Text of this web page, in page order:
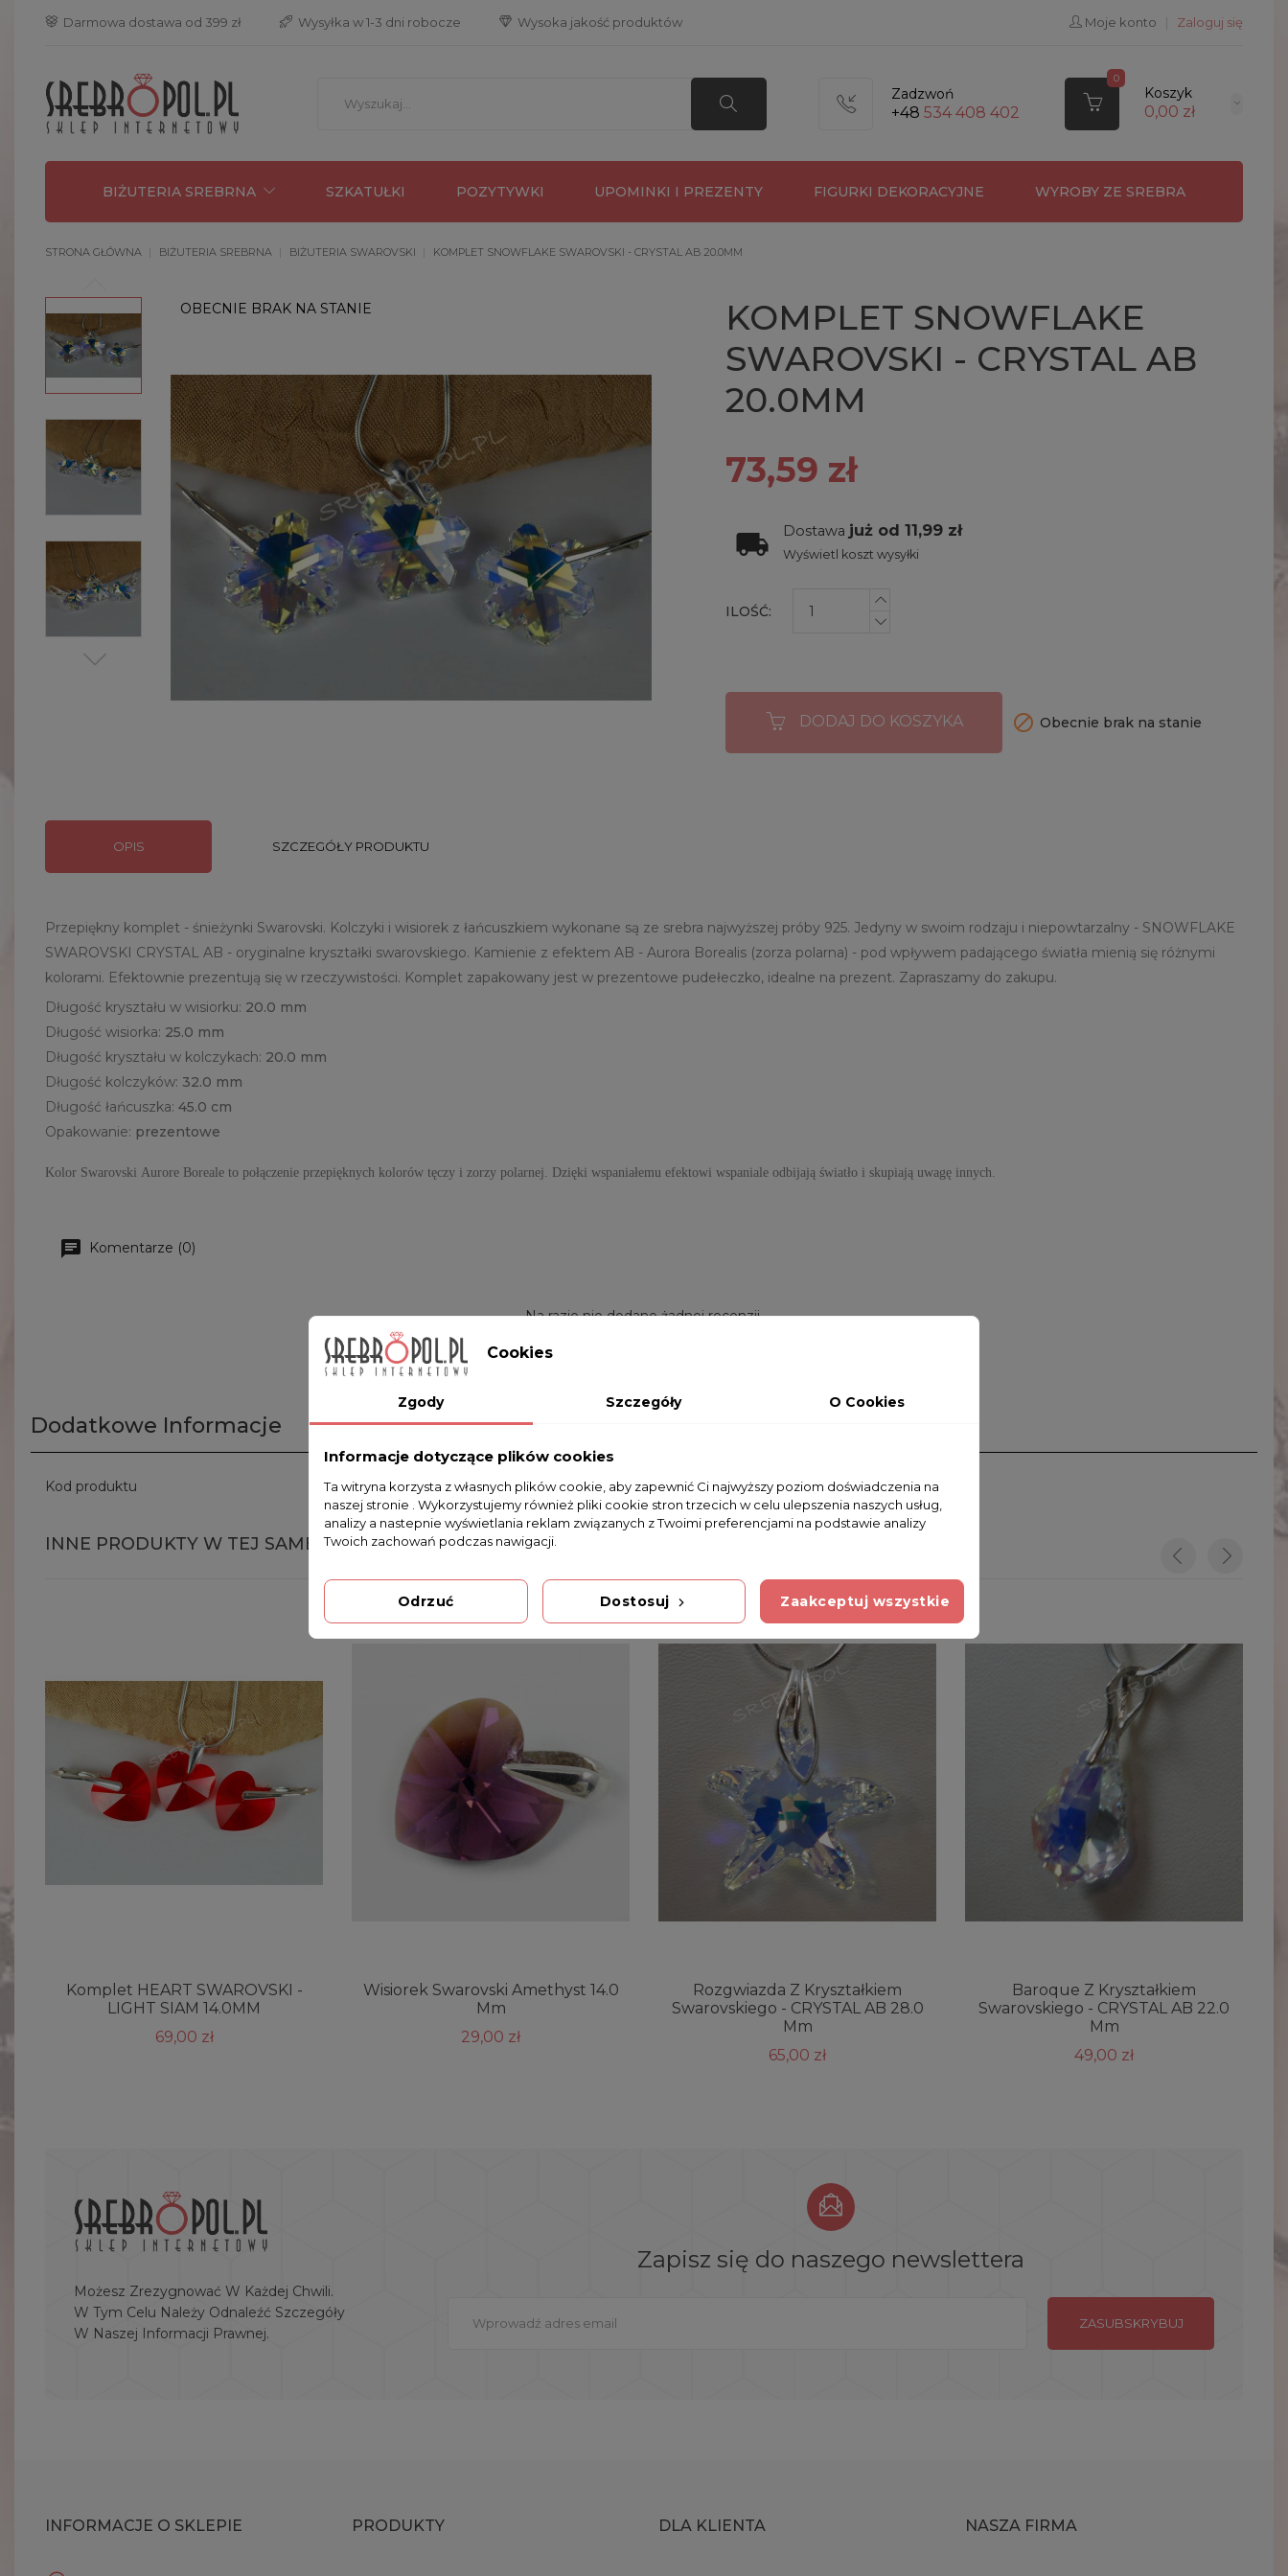
 Darmowa dostawa od 399 zł  Wysyłka w 1-3 dni robocze  Wysoka jakość produktów Moje konto Zaloguj się
Zadzwoń
+48 534 408 402
0
Koszyk
0,00 zł
BIŻUTERIA SREBRNA SZKATUŁKI POZYTYWKI UPOMINKI I PREZENTY FIGURKI DEKORACYJNE WYROBY ZE SREBRA
STRONA GŁÓWNA BIŻUTERIA SREBRNA BIŻUTERIA SWAROVSKI KOMPLET SNOWFLAKE SWAROVSKI - CRYSTAL AB 20.0MM
OBECNIE BRAK NA STANIE
KOMPLET SNOWFLAKE
SWAROVSKI - CRYSTAL AB
20.0MM
73,59 zł
Dostawa już od 11,99 zł
Wyświetl koszt wysyłki
ILOŚĆ:
DODAJ DO KOSZYKA  Obecnie brak na stanie
OPIS SZCZEGÓŁY PRODUKTU
Przepiękny komplet - śnieżynki Swarovski. Kolczyki i wisiorek z łańcuszkiem wykonane są ze srebra najwyższej próby 925. Jedyny w swoim rodzaju i niepowtarzalny - SNOWFLAKE
SWAROVSKI CRYSTAL AB - oryginalne kryształki swarovskiego. Kamienie z efektem AB - Aurora Borealis (zorza polarna) - pod wpływem padającego światła mienią się różnymi
kolorami. Efektownie prezentują się w rzeczywistości. Komplet zapakowany jest w prezentowe pudełeczko, idealne na prezent. Zapraszamy do zakupu.
Długość kryształu w wisiorku: 20.0 mm
Długość wisiorka: 25.0 mm
Długość kryształu w kolczykach: 20.0 mm
Długość kolczyków: 32.0 mm
Długość łańcuszka: 45.0 cm
Opakowanie: prezentowe
Kolor Swarovski Aurore Boreale to połączenie przepięknych kolorów tęczy i zorzy polarnej. Dzięki wspaniałemu efektowi wspaniale odbijają światło i skupiają uwagę innych.
Komentarze (0)
Na razie nie dodano żadnej recenzji.
Dodatkowe Informacje
Kod produktu SNOWFLAKE 20.0mm 20.0mm Crystal AB
INNE PRODUKTY W TEJ SAMEJ KATEGORII
Komplet HEART SWAROVSKI -
LIGHT SIAM 14.0MM
69,00 zł
Wisiorek Swarovski Amethyst 14.0
Mm
29,00 zł
Rozgwiazda Z Kryształkiem
Swarovskiego - CRYSTAL AB 28.0
Mm
65,00 zł
Baroque Z Kryształkiem
Swarovskiego - CRYSTAL AB 22.0
Mm
49,00 zł
Możesz Zrezygnować W Każdej Chwili.
W Tym Celu Należy Odnaleźć Szczegóły
W Naszej Informacji Prawnej.
Zapisz się do naszego newslettera
INFORMACJE O SKLEPIE PRODUKTY DLA KLIENTA NASZA FIRMA
Cookies
Zgody Szczegóły O Cookies
Informacje dotyczące plików cookies
Ta witryna korzysta z własnych plików cookie, aby zapewnić Ci najwyższy poziom doświadczenia na
naszej stronie . Wykorzystujemy również pliki cookie stron trzecich w celu ulepszenia naszych usług,
analizy a nastepnie wyświetlania reklam związanych z Twoimi preferencjami na podstawie analizy
Twoich zachowań podczas nawigacji.
Odrzuć Dostosuj Zaakceptuj wszystkie